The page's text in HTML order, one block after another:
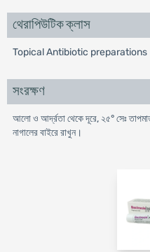
থেরাপিউটিক ক্লাস
Topical Antibiotic preparations
সংরক্ষণ
আলো ও আর্দ্রতা থেকে দূরে, ২৫° সেঃ
নাগালের বাইরে রাখুন।